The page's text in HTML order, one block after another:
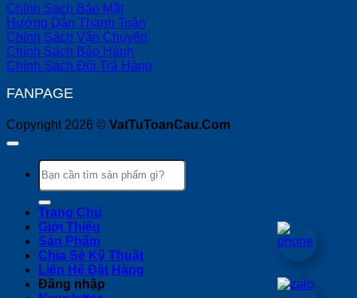
Chính Sách Bảo Mật
Hướng Dẫn Thanh Toán
Chính Sách Vận Chuyển
Chính Sách Bảo Hành
Chính Sách Đổi Trả Hàng
FANPAGE
Copyright 2026 © VatTuToanCau.Com
Tìm
kiếm:
Trang Chủ
Giới Thiệu
Sản Phẩm
Chia Sẻ Kỹ Thuật
Liên Hệ Đặt Hàng
Đăng nhập